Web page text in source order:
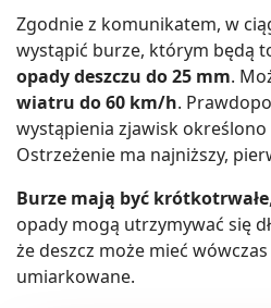
Zgodnie z komunikatem, w
wystąpić burze, którym będą
opady deszczu do 25 mm.
wiatru do 60 km/h.
wystąpienia zjawisk
Ostrzeżenie ma najniższy,
Burze mają być krótkotrwałe
opady mogą utrzymywać się
że deszcz może mieć
umiarkowane.